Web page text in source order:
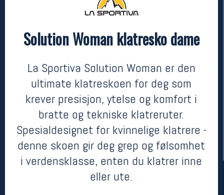
Solution Woman klatresko dame
La Sportiva Solution Woman er den
ultimate klatreskoen for deg som
krever presisjon, ytelse og komfort i
bratte og tekniske klatreruter.
Spesialdesignet for kvinnelige klatrere -
denne skoen gir deg grep og følsomhet
i verdensklasse, enten du klatrer inne
eller ute.
La Sportiva
3099,- MEDLEM:1999,-